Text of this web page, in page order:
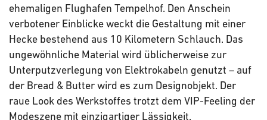
ehemaligen Flughafen Tempelhof. Den Anschein
verbotener Einblicke weckt die Gestaltung mit einer
Hecke bestehend aus 10 Kilometern Schlauch. Das
ungewöhnliche Material wird üblicherweise zur
Unterputzverlegung von Elektrokabeln genutzt – auf
der Bread & Butter wird es zum Designobjekt. Der
raue Look des Werkstoffes trotzt dem VIP-Feeling der
Modeszene mit einzigartiger Lässigkeit.